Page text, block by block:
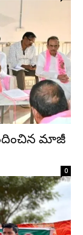
మాజీ
0